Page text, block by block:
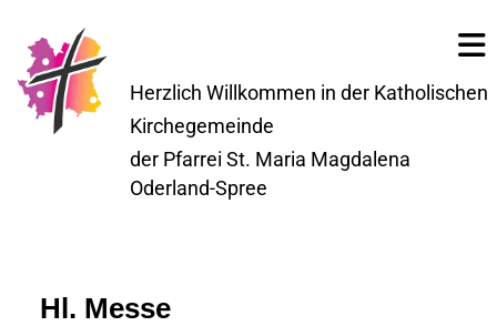
Herzlich Willkommen in der Katholischen
Kirchegemeinde
der Pfarrei St. Maria Magdalena
Oderland-Spree
Hl. Messe